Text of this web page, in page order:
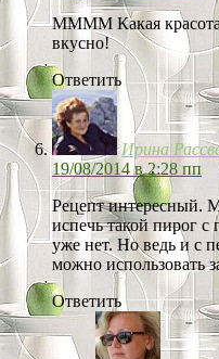
ММММ Какая
вкусно!
Ответить
Ирина
19/08/2014 в 2:28 пп
Рецепт интересный.
испечь такой пирог
уже нет. Но ведь и с
можно
Ответить